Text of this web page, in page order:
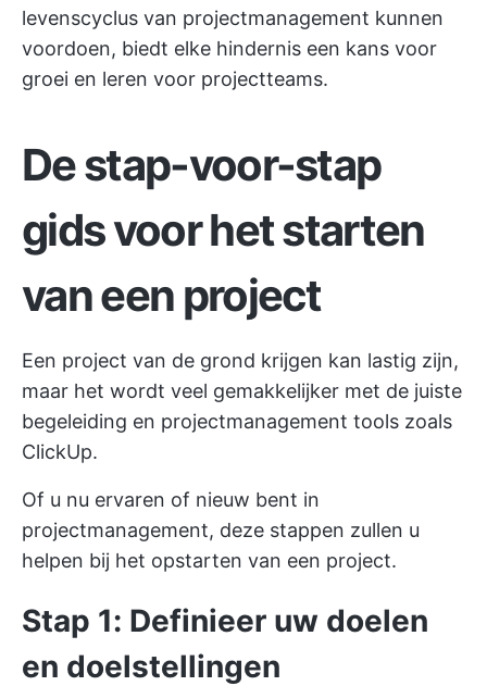
levenscyclus van projectmanagement kunnen
voordoen, biedt elke hindernis een kans voor
groei en leren voor projectteams.
De stap-voor-stap
gids voor het starten
van een project
Een project van de grond krijgen kan lastig zijn,
maar het wordt veel gemakkelijker met de juiste
begeleiding en projectmanagement tools zoals
ClickUp.
Of u nu ervaren of nieuw bent in
projectmanagement, deze stappen zullen u
helpen bij het opstarten van een project.
Stap 1: Definieer uw doelen
en doelstellingen